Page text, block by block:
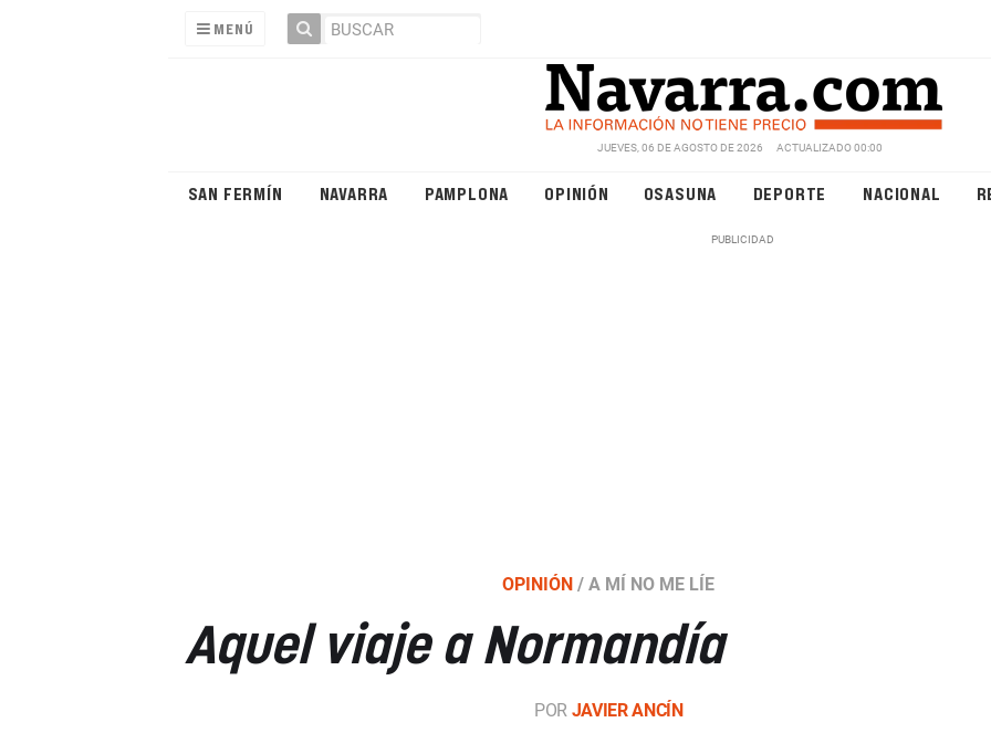
MENÚ
JUEVES, 06 DE AGOSTO DE 2026 ACTUALIZADO 00:00
SAN FERMÍN NAVARRA PAMPLONA OPINIÓN OSASUNA DEPORTE NACIONAL
OPINIÓN/A MÍ NO ME LÍE
Aquel viaje a Normandía
POR JAVIER ANCÍN